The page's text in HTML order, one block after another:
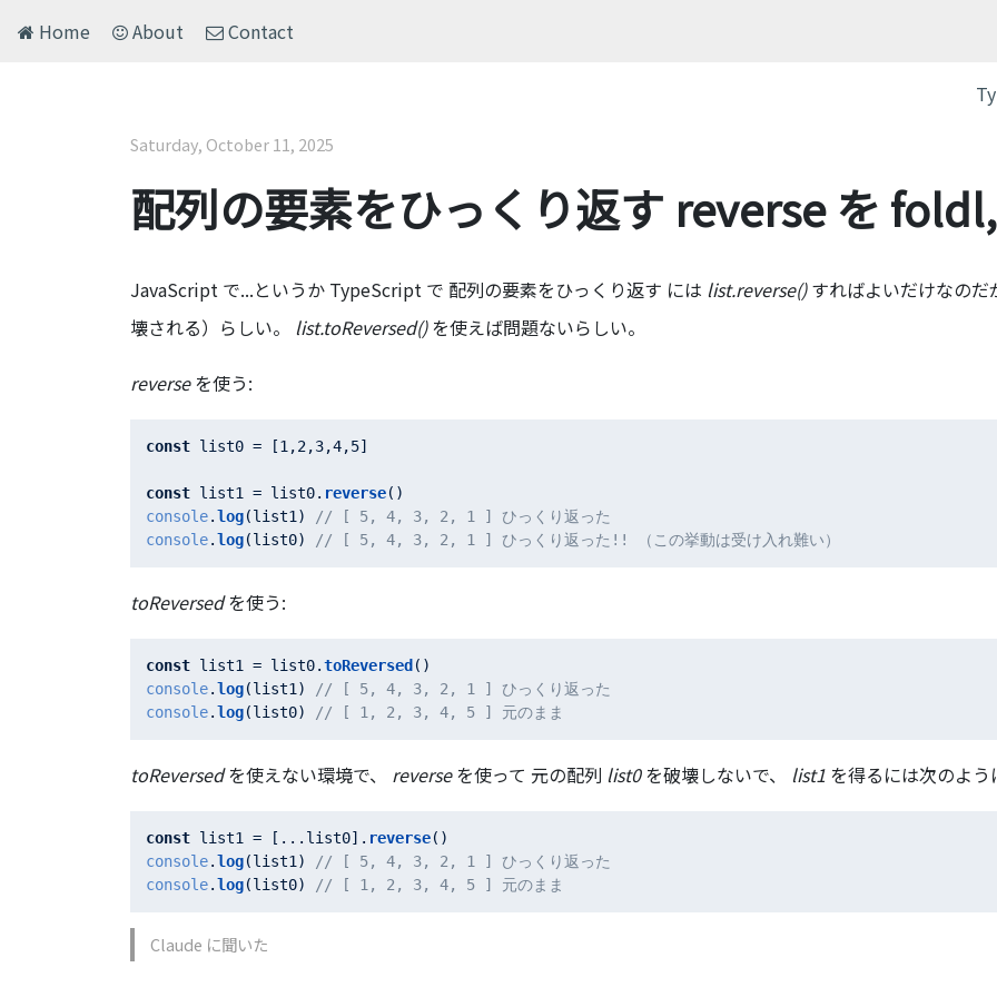
Home About Contact
Saturday, October 11, 2025
配列の要素をひっくり返す reverse を
JavaScript で...というか TypeScript で 配列の要素をひっくり返す には list.reverse()すればよいだけなのだ
壊される）らしい。 list.toReversed()を使えば問題ないらしい。
reverseを使う:
const list0 = [1 ,2 ,3,4,5]
const list1 = list0. reverse
console.log(list1)
// [ 5, 4, 3, 2, 1 ] ひっくり返った
console.log(list0) // [ 5, 4, 3, 2, 1 ] ひっくり返った!! （この挙動は受け入れ難い）
toReversedを使う:
const list1 = list0.toReversed
console.log(list1)
// [ 5, 4, 3, 2, 1 ] ひっくり返った
console.log(list0) // [ 1, 2, 3, 4, 5 ] 元のまま
toReversedを使えない環境で、 reverseを使って 元の配列 list0を破壊しないで、 list1 を得るには次のよう
const list1 = [...list0]. reverse
console.log(list1)
// [ 5, 4, 3, 2, 1 ] ひっくり返った
console.log(list0) // [ 1, 2, 3, 4, 5 ] 元のまま
Claude に聞いた